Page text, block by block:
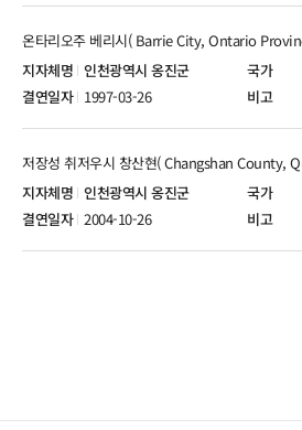
인천광역시 옹진군
온타리오주 베리시( Barrie City, Ontario
1997-03-26
인천광역시 옹진군
2004-10-26